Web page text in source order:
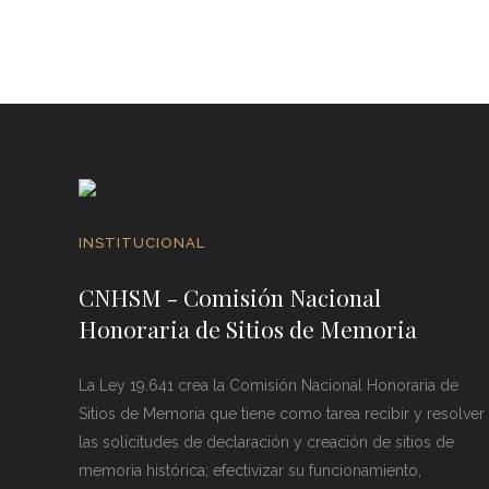
INSTITUCIONAL
CNHSM - Comisión Nacional
Honoraria de Sitios de Memoria
La Ley 19.641 crea la Comisión Nacional Honoraria de
Sitios de Memoria que tiene como tarea recibir y resolver
las solicitudes de declaración y creación de sitios de
memoria histórica; efectivizar su funcionamiento,